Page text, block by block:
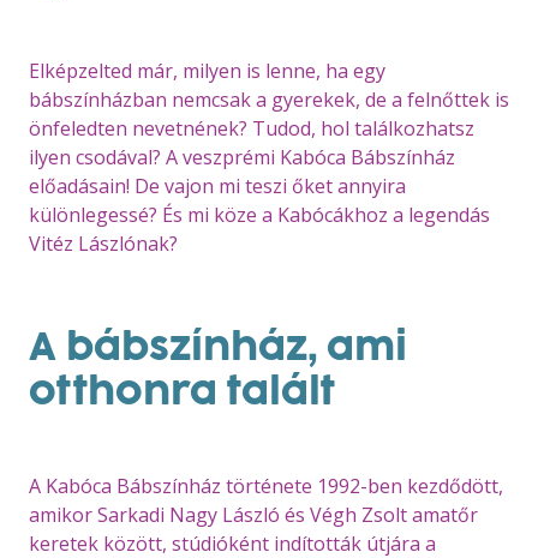
Elképzelted már, milyen is lenne, ha egy
bábszínházban nemcsak a gyerekek, de a felnőttek is
önfeledten nevetnének? Tudod, hol találkozhatsz
ilyen csodával? A veszprémi Kabóca Bábszínház
előadásain! De vajon mi teszi őket annyira
különlegessé? És mi köze a Kabócákhoz a legendás
Vitéz Lászlónak?
A bábszínház, ami
otthonra talált
A Kabóca Bábszínház története 1992-ben kezdődött,
amikor Sarkadi Nagy László és Végh Zsolt amatőr
keretek között, stúdióként indították útjára a